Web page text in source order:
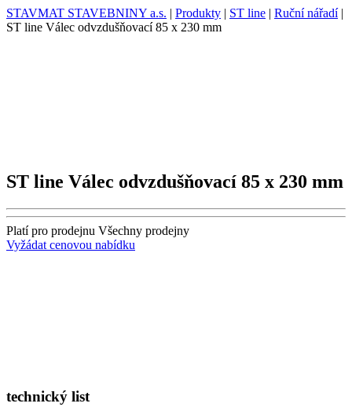
STAVMAT STAVEBNINY a.s. | Produkty | ST line | Ruční nářadí|
ST line Válec odvzdušňovací 85 x 230 mm
ST line Válec odvzdušňovací 85 x 230 mm
Platí pro prodejnu Všechny prodejny
Vyžádat cenovou nabídku
technický list